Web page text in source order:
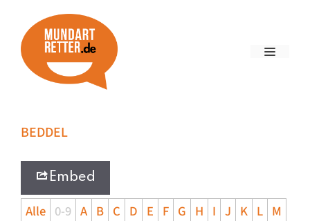
BEDDEL
Embed
Alle 0-9 A B C D E F G H I J K L M